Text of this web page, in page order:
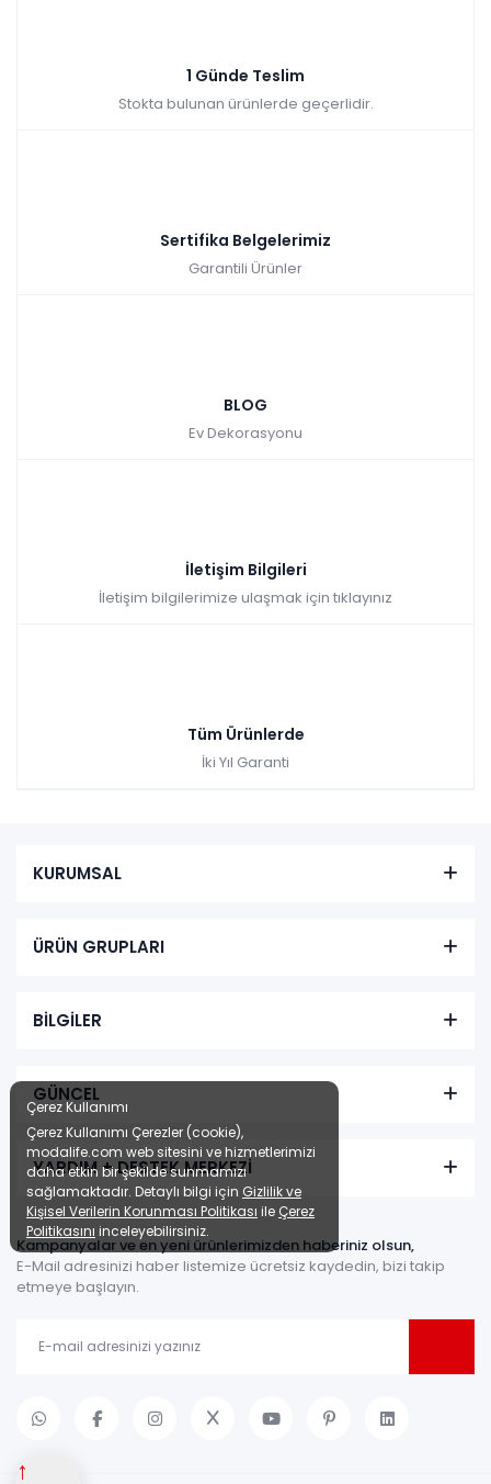
₺2.490,00
↑
1 Günde Teslim
Stokta bulunan ürünlerde geçerlidir.
Sertifika Belgelerimiz
Garantili Ürünler
BLOG
Ev Dekorasyonu
İletişim Bilgileri
İletişim bilgilerimize ulaşmak için tıklayınız
Tüm Ürünlerde
İki Yıl Garanti
KURUMSAL
ÜRÜN GRUPLARI
BİLGİLER
GÜNCEL
YARDIM + DESTEK MERKEZİ
Kampanyalar ve en yeni ürünlerimizden haberiniz olsun,
E-Mail adresinizi haber listemize ücretsiz kaydedin, bizi takip
etmeye başlayın.
Çerez Kullanımı
Çerez Kullanımı Çerezler (cookie),
modalife.com web sitesini ve hizmetlerimizi
daha etkin bir şekilde sunmamızı
sağlamaktadır. Detaylı bilgi için Gizlilik ve
Kişisel Verilerin Korunması Politikası ile Çerez
Politikasını inceleyebilirsiniz.